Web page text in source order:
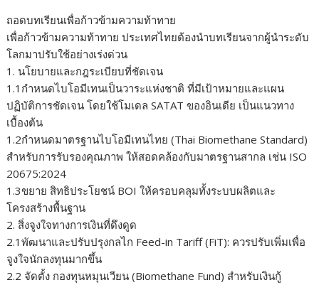
ถอดบทเรียนเพื่อก้าวข้ามความท้าทาย
เพื่อก้าวข้ามความท้าทาย ประเทศไทยต้องนำบทเรียนจากผู้นำระดับ
โลกมาปรับใช้อย่างเร่งด่วน
1. นโยบายและกฎระเบียบที่ชัดเจน
1.1กำหนดไบโอมีเทนเป็นวาระแห่งชาติ ที่มีเป้าหมายและแผน
ปฏิบัติการชัดเจน โดยใช้โมเดล SATAT ของอินเดีย เป็นแนวทาง
เบื้องต้น
1.2กำหนดมาตรฐานไบโอมีเทนไทย (Thai Biomethane Standard)
สำหรับการรับรองคุณภาพ ให้สอดคล้องกับมาตรฐานสากล เช่น ISO
20675:2024
1.3ขยาย สิทธิประโยชน์ BOI ให้ครอบคลุมทั้งระบบผลิตและ
โครงสร้างพื้นฐาน
2. สิ่งจูงใจทางการเงินที่ดึงดูด
2.1พัฒนาและปรับปรุงกลไก Feed-in Tariff (FiT): ควรปรับเพิ่มเพื่อ
จูงใจนักลงทุนมากขึ้น
2.2 จัดตั้ง กองทุนหมุนเวียน (Biomethane Fund) สำหรับเงินกู้